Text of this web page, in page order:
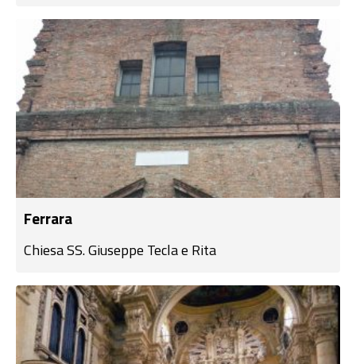
Ferrara
Chiesa SS. Giuseppe Tecla e Rita